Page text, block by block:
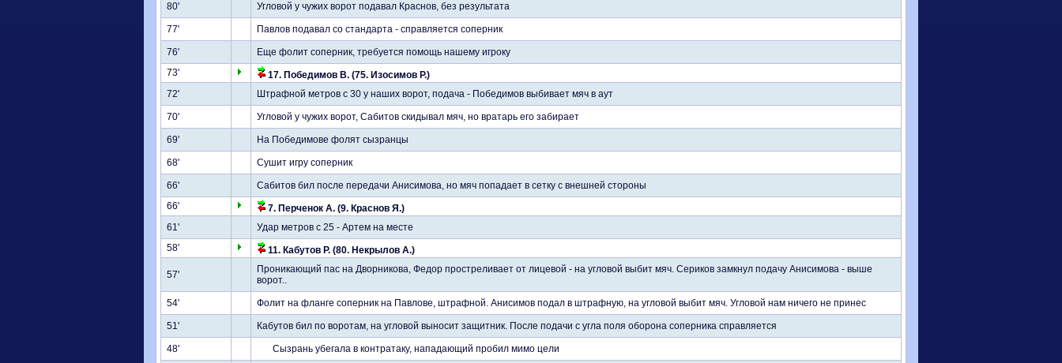
80' Угловой у чужих ворот подавал Краснов, без результата
77' Павлов подавал со стандарта - справляется соперник
76'
Еще фолит соперник, требуется помощь нашему игроку
73'
17. Победимов В. (75. Изосимов Р.)
72'
Штрафной метров с 30 у наших ворот, подача - Победимов выбивает мяч в аут
70' Угловой у чужих ворот, Сабитов скидывал мяч, но вратарь его забирает
69' На Победимове фолят сызранцы
68' Сушит игру соперник
66'
Сабитов бил после передачи Анисимова, но мяч попадает в сетку с внешней стороны
66'
7. Перченок А. (9. Краснов Я.)
61'
Удар метров с 25 - Артем на месте
58'
11. Кабутов Р. (80. Некрылов А.)
57'
Проникающий пас на Дворникова, Федор простреливает от лицевой - на угловой выбит мяч. Сериков замкнул подачу Анисимова - выше
ворот..
54' Фолит на фланге соперник на Павлове, штрафной. Анисимов подал в штрафную, на угловой выбит мяч. Угловой нам ничего не принес
51' Кабутов бил по воротам, на угловой выносит защитник. После подачи с угла поля оборона соперника справляется
48'
Сызрань убегала в контратаку, нападающий пробил мимо цели